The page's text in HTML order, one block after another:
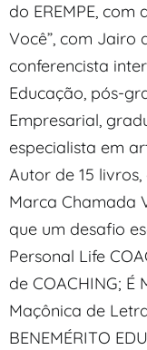
do EREMPE,
Você”, com Jairo
conferencista
Educação, pós-
Empresarial,
especialista em
Autor de 15
Marca Chamada
que um desafio
Personal Life
de COACHING;
Maçônica de
BENEMÉRITO